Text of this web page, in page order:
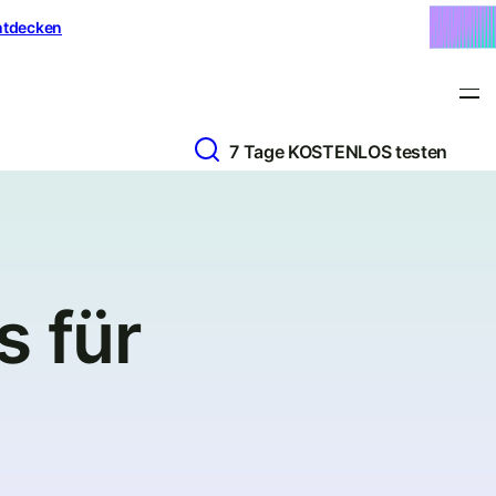
7 Tage KOSTENLOS testen
für